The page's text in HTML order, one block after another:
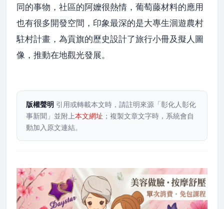
同的事物，社區的阿嬤很熱情，葡萄藤材料的應用
也有很多開發空間，印象最深的是大專生洄遊農村
駐村計畫，為貢旗的歷史設計了旅行小冊及擬人圖
像，推動在地觀光發展。
版權聲明 引用或轉載本文時，請註明來源「彰化人彰化
事新聞」並附上本文網址 ；複製文章文字時，系統會自
動加入原文連結。